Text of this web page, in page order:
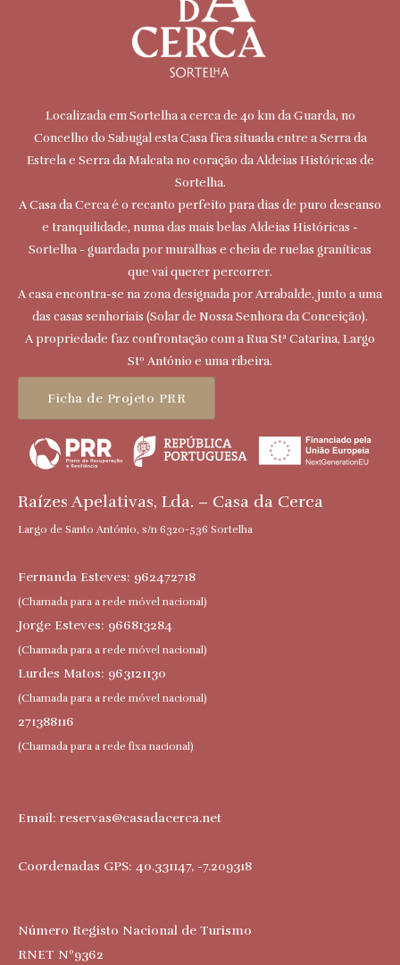
Localizada em Sortelha a cerca de 40 km da Guarda, no
Concelho do Sabugal esta Casa fica situada entre a Serra da
Estrela e Serra da Malcata no coração da Aldeias Históricas de
Sortelha.
A Casa da Cerca é o recanto perfeito para dias de puro descanso
e tranquilidade, numa das mais belas Aldeias Históricas -
Sortelha - guardada por muralhas e cheia de ruelas graníticas
que vai querer percorrer.
A casa encontra-se na zona designada por Arrabalde, junto a uma
das casas senhoriais (Solar de Nossa Senhora da Conceição).
A propriedade faz confrontação com a Rua Stª Catarina, Largo
Stº António e uma ribeira.
Ficha de Projeto PRR
Raízes Apelativas, Lda. – Casa da Cerca
Largo de Santo António, s/n 6320-536 Sortelha
Fernanda Esteves: 962472718
(Chamada para a rede móvel nacional)
Jorge Esteves: 966813284
(Chamada para a rede móvel nacional)
Lurdes Matos: 963121130
(Chamada para a rede móvel nacional)
271388116
(Chamada para a rede fixa nacional)
Email: reservas@casadacerca.net
Coordenadas GPS: 40.331147, -7.209318
Número Registo Nacional de Turismo
RNET Nº9362